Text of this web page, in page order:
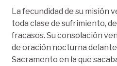
La fecundidad de su misión
toda clase de sufrimiento,
fracasos. Su consolación
de oración nocturna
Sacramento en la que